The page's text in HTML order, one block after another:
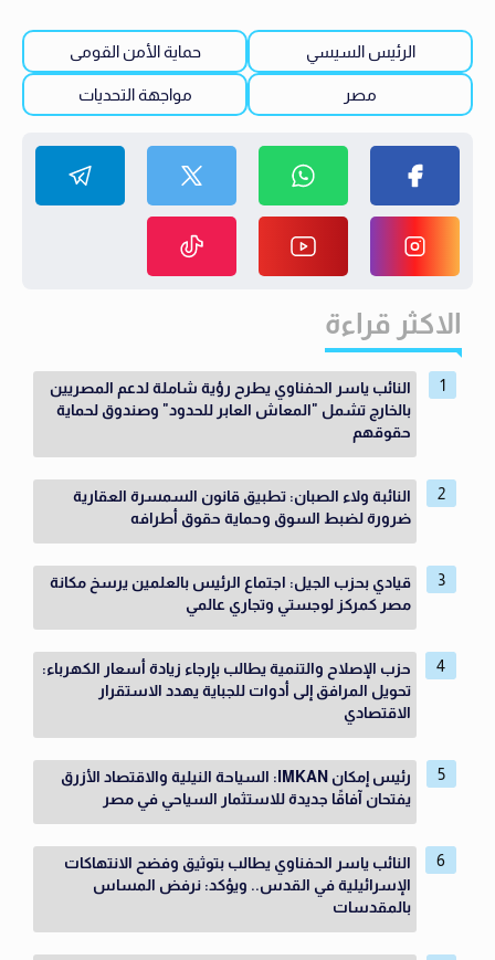
الرئيس السيسي حماية الأمن القومى
مصر مواجهة التحديات
الاكثر قراءة
النائب ياسر الحفناوي يطرح رؤية شاملة لدعم المصريين
بالخارج تشمل "المعاش العابر للحدود" وصندوق لحماية
حقوقهم
النائبة ولاء الصبان: تطبيق قانون السمسرة العقارية
ضرورة لضبط السوق وحماية حقوق أطرافه
قيادي بحزب الجيل: اجتماع الرئيس بالعلمين يرسخ مكانة
مصر كمركز لوجستي وتجاري عالمي
حزب الإصلاح والتنمية يطالب بإرجاء زيادة أسعار الكهرباء:
تحويل المرافق إلى أدوات للجباية يهدد الاستقرار
الاقتصادي
رئيس إمكان IMKAN: السياحة النيلية والاقتصاد الأزرق
يفتحان آفاقًا جديدة للاستثمار السياحي في مصر
النائب ياسر الحفناوي يطالب بتوثيق وفضح الانتهاكات
الإسرائيلية في القدس.. ويؤكد: نرفض المساس
بالمقدسات